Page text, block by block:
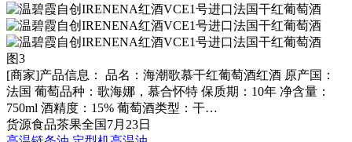
图3
[商家]产品信息： 品名：海潮歌慕干红葡萄酒红酒 原产国：
法国 葡萄品种：歌海娜，慕合怀特 保质期：10年 净含量：
750ml 酒精度：15% 葡萄酒类型：干…
货源食品茶果全国7月23日